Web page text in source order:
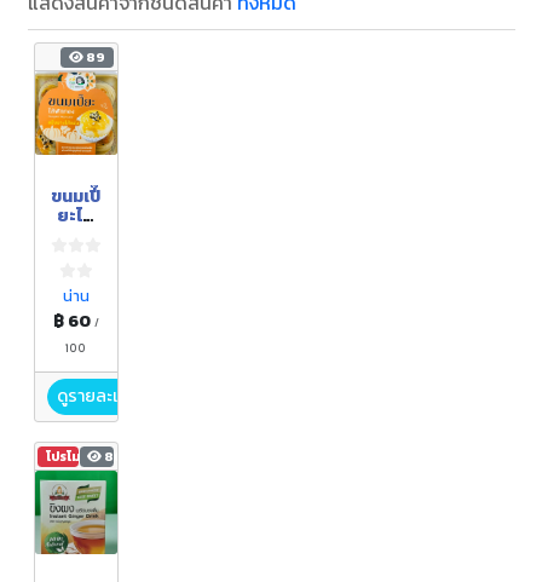
89
ขนมเปี๊
ยะไส้
น่าน
฿ 60 /
100
ดูรายละเอียด
โปรโมชัน 86